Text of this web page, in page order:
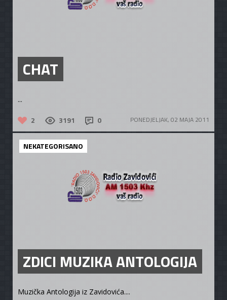
CHAT
...
2 3191 0 PONEDJELJAK, 02 MAJA 2011
NEKATEGORISANO
ZDICI MUZIKA ANTOLOGIJA
Muzička Antologija iz Zavidovića....